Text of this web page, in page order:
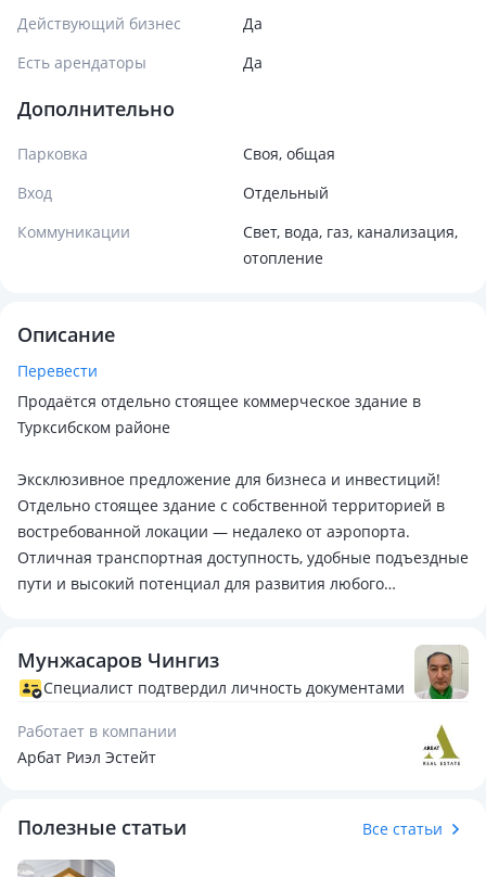
Действующий бизнес
Да
Есть арендаторы
Да
Дополнительно
Парковка
Своя, общая
Вход
Отдельный
Коммуникации
Свет, вода, газ, канализация,
отопление
Описание
Перевести
Продаётся отдельно стоящее коммерческое здание в
Турксибском районе
Эксклюзивное предложение для бизнеса и инвестиций!
Отдельно стоящее здание с собственной территорией в
востребованной локации — недалеко от аэропорта.
Отличная транспортная доступность, удобные подъездные
пути и высокий потенциал для развития любого
Основные характеристики:
Общая площадь здания — 1080 кв. м
Дополнительное помещение / магазин — 180 кв. м
Земельный участок — 18 соток
Все коммуникации — центральные
Преимущества объекта:
Мунжасаров Чингиз
Специалист подтвердил личность документами
Работает в компании
Арбат Риэл Эстейт
Полезные статьи Все статьи